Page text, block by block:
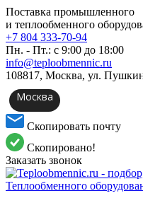
Поставка промышленного
и теплообменного
+7 804 333-70-94
Пн. - Пт.: с 9:00 до 18:00
info@teploobmennic.ru
108817, Москва, ул.
Москва
Скопировать почту
Скопировано!
Заказать звонок